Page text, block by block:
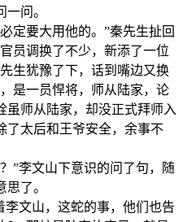
问。
定要大用他的。”秦先生扯回
员调换了不少，新添了一位
生犹豫了下，话到嘴边又换
是一员悍将，师从陆家，论
虽师从陆家，却没正式拜师入
了太后和王爷安全，余事不
”李文山下意识的问了句，随
了。
李文山，这蛇的事，他们也告